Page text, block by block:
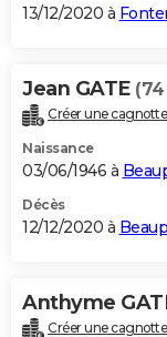
13/12/2020 à
Jean GATE
Créer une
Naissance
03/06/1946 à
Décès
12/12/2020 à
Anthyme
Créer une